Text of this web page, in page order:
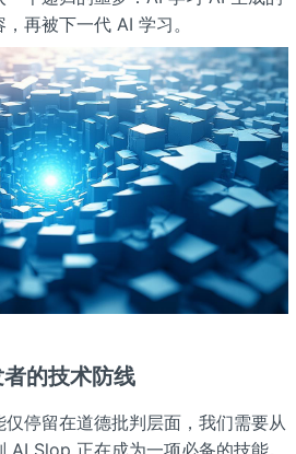
再被下一代 AI 学习。
的技术防线
停留在道德批判层面，我们需要从